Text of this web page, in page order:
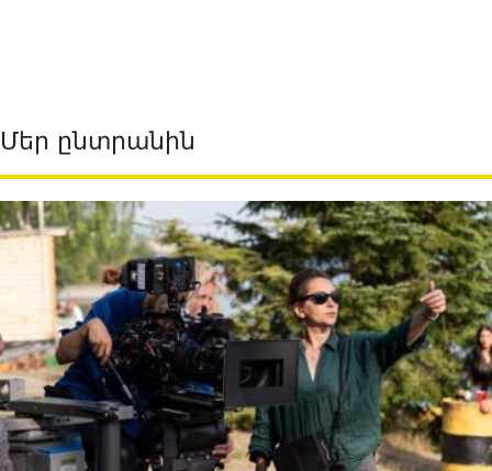
Մեր ընտրանին